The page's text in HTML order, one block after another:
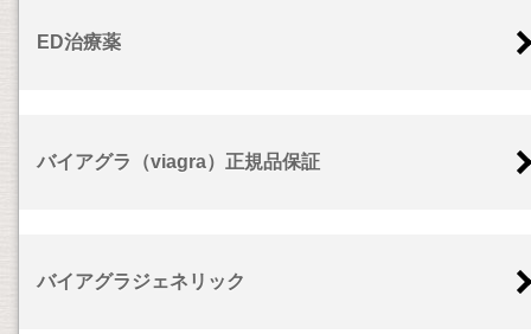
ED治療薬
バイアグラ（viagra）正規品保証
バイアグラジェネリック